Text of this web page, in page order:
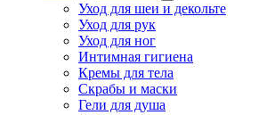
Уход для шеи и декольте
Уход для рук
Уход для ног
Интимная гигиена
Кремы для тела
Скрабы и маски
Гели для душа